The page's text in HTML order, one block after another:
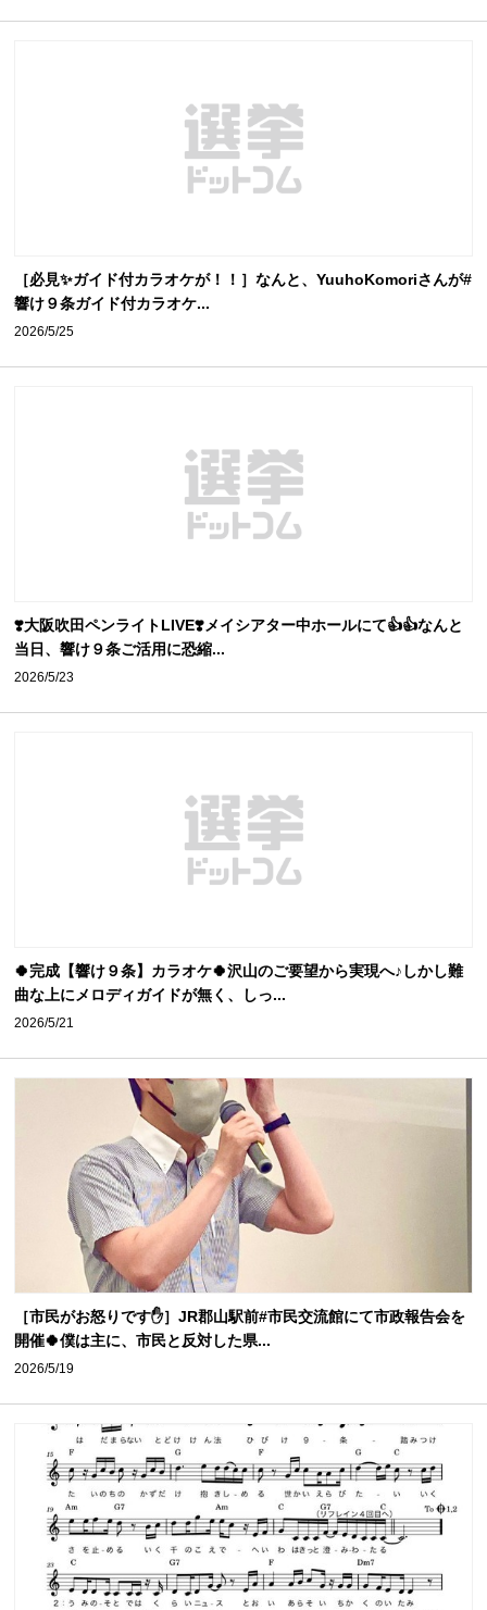
［必見✨ガイド付カラオケが！！］なんと、YuuhoKomoriさんが#
響け９条ガイド付カラオケ...
2026/5/25
❣️大阪吹田ペンライトLIVE❣️メイシアター中ホールにて👍👍なんと
当日、響け９条ご活用に恐縮...
2026/5/23
🍀完成【響け９条】カラオケ🍀沢山のご要望から実現へ♪しかし難
曲な上にメロディガイドが無く、しっ...
2026/5/21
［市民がお怒りです✋］JR郡山駅前#市民交流館にて市政報告会を
開催🍀僕は主に、市民と反対した県...
2026/5/19